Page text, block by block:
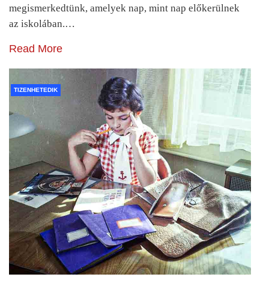
megismerkedtünk, amelyek nap, mint nap előkerülnek
az iskolában.…
Read More
TIZENHETEDIK